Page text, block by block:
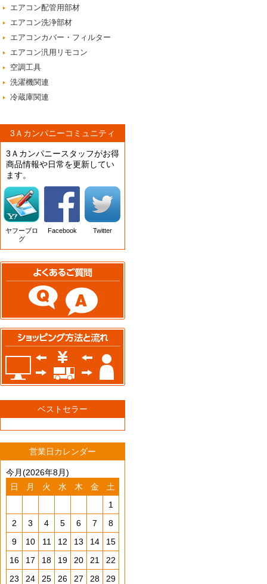
エアコン配管用部材
エアコン洗浄部材
エアコンカバー・フィルター
エアコン汎用リモコン
空調工具
洗濯機関連
冷蔵庫関連
3Ａカンパニーコミュニティ
3Ａカンパニースタッフがお得
商品情報や日常を更新してい
ます。
ヤフーブロ
グ
Facebook Twitter
ベストセラー
営業日カレンダー
今月(2026年8月)
日
月 火 水 木 金
土
1
2
3 4 5 6 7
8
9
10 11 12 13 14
15
16
17 18 19 20 21
22
23
24 25 26 27 28
29